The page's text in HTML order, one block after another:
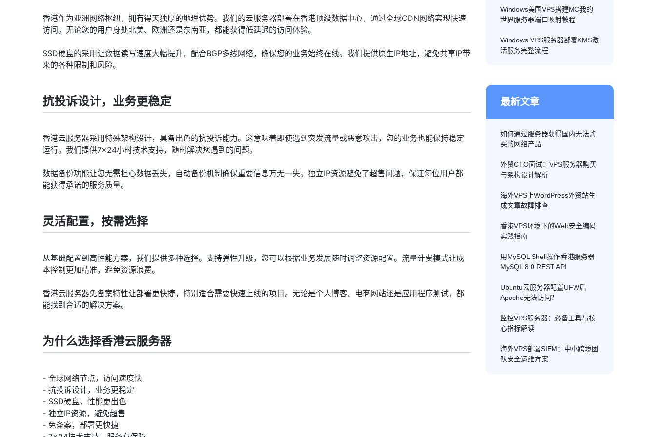
香港作为亚洲网络枢纽，拥有得天独厚的地理优势。我们的云服务器部署在香港顶级数据中心，通过全球CDN网络实现快速
访问。无论您的用户身处北美、欧洲还是东南亚，都能获得低延迟的访问体验。
SSD硬盘的采用让数据读写速度大幅提升，配合BGP多线网络，确保您的业务始终在线。我们提供原生IP地址，避免共享IP带
来的各种限制和风险。
抗投诉设计，业务更稳定
香港云服务器采用特殊架构设计，具备出色的抗投诉能力。这意味着即使遇到突发流量或恶意攻击，您的业务也能保持稳定
运行。我们提供7×24小时技术支持，随时解决您遇到的问题。
数据备份功能让您无需担心数据丢失，自动备份机制确保重要信息万无一失。独立IP资源避免了超售问题，保证每位用户都
能获得承诺的服务质量。
灵活配置，按需选择
从基础配置到高性能方案，我们提供多种选择。支持弹性升级，您可以根据业务发展随时调整资源配置。流量计费模式让成
本控制更加精准，避免资源浪费。
香港云服务器免备案特性让部署更快捷，特别适合需要快速上线的项目。无论是个人博客、电商网站还是应用程序测试，都
能找到合适的解决方案。
为什么选择香港云服务器
- 全球网络节点，访问速度快
- 抗投诉设计，业务更稳定
- SSD硬盘，性能更出色
- 独立IP资源，避免超售
- 免备案，部署更快捷
Windows美国VPS搭建MC我的
世界服务器端口映射教程
Windows VPS服务器部署KMS激
活服务完整流程
最新文章
如何通过服务器获得国内无法购
买的网络产品
外贸CTO面试：VPS服务器购买
与架构设计解析
海外VPS上WordPress外贸站生
成文章故障排查
香港VPS环境下的Web安全编码
实践指南
用MySQL Shell操作香港服务器
MySQL 8.0 REST API
Ubuntu云服务器配置UFW后
Apache无法访问？
监控VPS服务器：必备工具与核
心指标解读
海外VPS部署SIEM：中小跨境团
队安全运维方案